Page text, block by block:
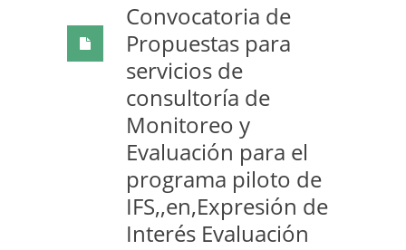
Convocatoria de
Propuestas para
servicios de
consultoría de
Monitoreo y
Evaluación para el
programa piloto de
IFS,,en,Expresión de
Interés Evaluación